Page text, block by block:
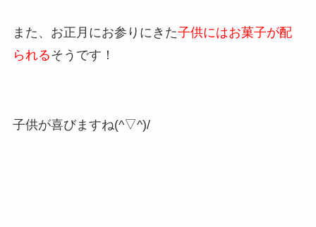
また、お正月にお参りにきた子供にはお菓子が配
られるそうです！
子供が喜びますね(^▽^)/